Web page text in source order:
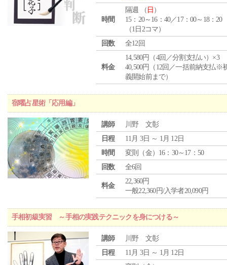
時間
隔週 （ 日 ）
15：20～16：40／17：00～18：20
（1日2コマ）
回数
全12回
料金
14,580円（4回／分割支払い）×3
40,500円（12回／一括前納支払※
義開始前まで）
宿曜占星術「応用編」
講師
川野 文彰
日程
11月 3日 ～ 1月 12日
時間
変則（金）16：30～17：50
回数
全6回
料金
22,360円
一般22,360円/入学者20,090円
手相初級実習 ～手相の実践テクニックを身につける～
講師
川野 文彰
日程
11月 3日 ～ 1月 12日